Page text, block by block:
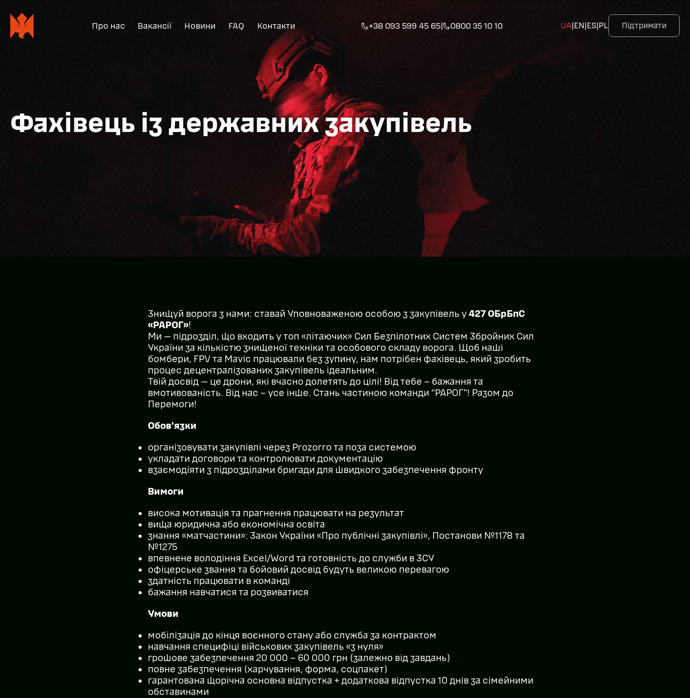
Про нас Вакансії Новини FAQ Контакти +38 093 599 45 65| 0800 35 10 10 UA|EN|ES|PL Підтримати
Фахівець із державних закупівель
Знищуй ворога з нами: ставай Уповноваженою особою з закупівель у427 ОБрБпС
«РАРОГ»!
Ми — підрозділ, що входить у топ «літаючих» Сил Безпілотних Систем Збройних Сил
України за кількістю знищеної техніки та особового складу ворога. Щоб наші
бомбери, FPV та Mavic працювали без зупину, нам потрібен фахівець, який зробить
процес децентралізованих закупівель ідеальним.
Твій досвід — це дрони, які вчасно долетять до цілі! Від тебе – бажання та
вмотивованість. Від нас – усе інше. Стань частиною команди “РАРОГ”! Разом до
Перемоги!
Обов’язки
організовувати закупівлі через Prozorro та поза системою
укладати договори та контролювати документацію
взаємодіяти з підрозділами бригади для швидкого забезпечення фронту
Вимоги
висока мотивація та прагнення працювати на результат
вища юридична або економічна освіта
знання «матчастини»: Закон України «Про публічні закупівлі», Постанови №1178 та
№1275
впевнене володіння Excel/Word та готовність до служби в ЗСУ
офіцерське звання та бойовий досвід будуть великою перевагою
здатність працювати в команді
бажання навчатися та розвиватися
Умови
мобілізація до кінця воєнного стану або служба за контрактом
навчання специфіці військових закупівель «з нуля»
грошове забезпечення 20 000 – 60 000 грн (залежно від завдань)
повне забезпечення (харчування, форма, соцпакет)
гарантована щорічна основна відпустка + додаткова відпустка 10 днів за сімейними
обставинами